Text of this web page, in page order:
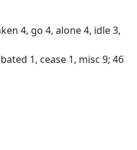
4, go 4, alone 4, idle 3,
1, cease 1, misc 9; 46